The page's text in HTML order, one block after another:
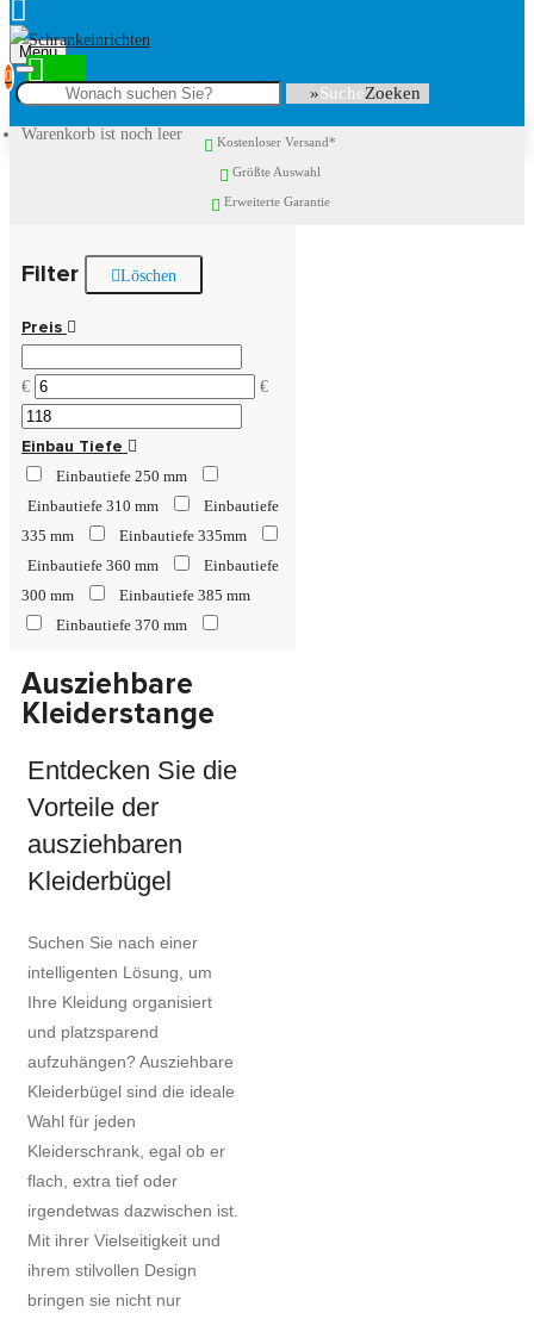
Menu
0
Warenkorb ist noch leer
Suche
Kostenloser Versand*
Größte Auswahl
Erweiterte Garantie
Filter Löschen
Preis
€ €
Einbau Tiefe
Einbautiefe 250 mm
Einbautiefe 310 mm
Einbautiefe
335 mm
Einbautiefe 335mm
Einbautiefe 360 mm
Einbautiefe
300 mm
Einbautiefe 385 mm
Einbautiefe 370 mm
435 mm
Einbautiefe 435mm
Einbautiefe 455 mm
Einbautiefe
Ausziehbare
Kleiderstange
Entdecken Sie die
Vorteile der
ausziehbaren
Kleiderbügel
Suchen Sie nach einer
intelligenten Lösung, um
Ihre Kleidung organisiert
und platzsparend
aufzuhängen? Ausziehbare
Kleiderbügel sind die ideale
Wahl für jeden
Kleiderschrank, egal ob er
flach, extra tief oder
irgendetwas dazwischen ist.
Mit ihrer Vielseitigkeit und
ihrem stilvollen Design
bringen sie nicht nur